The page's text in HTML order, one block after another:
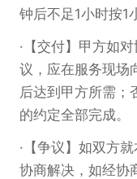
钟后不足1小时按1
【交付】甲方如
议，应在服务现场
后达到甲方所需；
的约定全部完成。
【争议】如双方
协商解决，如经协